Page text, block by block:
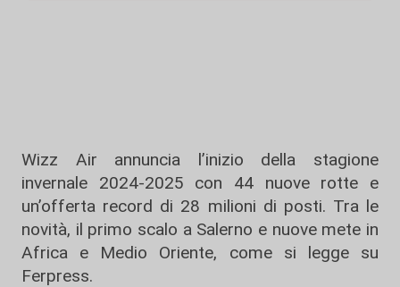
Wizz Air annuncia l’inizio della stagione
invernale 2024-2025 con 44 nuove rotte e
un’offerta record di 28 milioni di posti. Tra le
novità, il primo scalo a Salerno e nuove mete in
Africa e Medio Oriente, come si legge su
Ferpress.